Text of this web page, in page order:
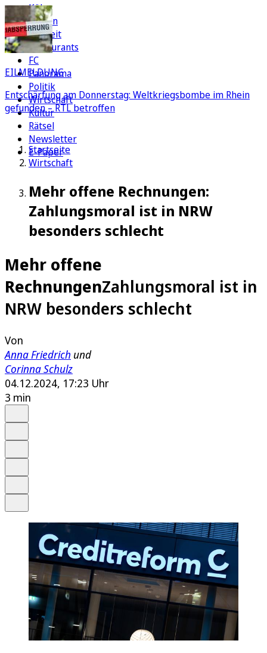
Köln
Region
Freizeit
Restaurants
FC
Panorama
Politik
Wirtschaft
Kultur
Rätsel
Newsletter
E-Paper
EILMELDUNG
Entschärfung am Donnerstag: Weltkriegsbombe im Rhein
gefunden – RTL betroffen
Startseite
Wirtschaft
Mehr offene Rechnungen:
Zahlungsmoral ist in NRW
besonders schlecht
Mehr offene
RechnungenZahlungsmoral ist in
NRW besonders schlecht
Von
Anna Friedrich und
Corinna Schulz
04.12.2024, 17:23 Uhr
3 min